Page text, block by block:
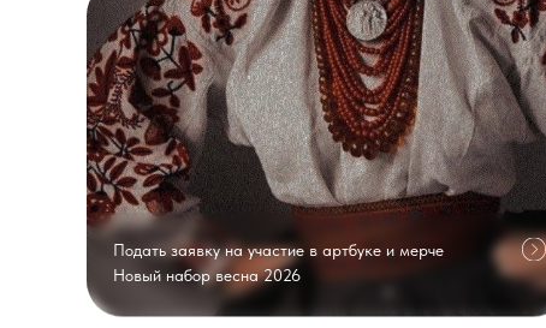
Подать заявку на участие в артбуке и мерче
Новый набор весна 2026